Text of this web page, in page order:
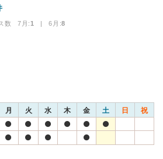
数 7月:1 | 6月:8
月 火 水 木 金 土 日 祝